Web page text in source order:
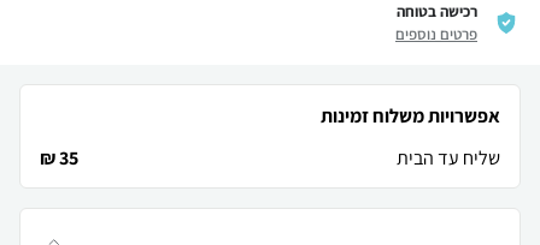
רכישה בטוחה
פרטים נוספים
אפשרויות משלוח זמינות
שליח עד הבית
35 ₪